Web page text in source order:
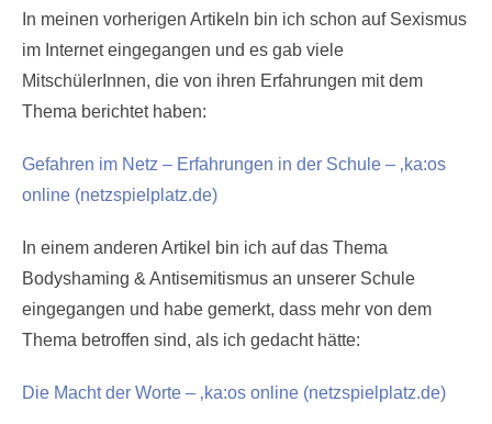
In meinen vorherigen Artikeln bin ich schon auf Sexismus
im Internet eingegangen und es gab viele
MitschülerInnen, die von ihren Erfahrungen mit dem
Thema berichtet haben:
Gefahren im Netz – Erfahrungen in der Schule – ‚ka:os
online (netzspielplatz.de)
In einem anderen Artikel bin ich auf das Thema
Bodyshaming & Antisemitismus an unserer Schule
eingegangen und habe gemerkt, dass mehr von dem
Thema betroffen sind, als ich gedacht hätte:
Die Macht der Worte – ‚ka:os online (netzspielplatz.de)